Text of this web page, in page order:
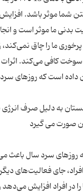
شما موثر باشد.
بدنی ما موثر است
ما را چاق
کافی می‌کند. اثرات
به دلیل صرف
سرد سال باعث
افراد، جای فعالیت‌های
در افراد افزایش